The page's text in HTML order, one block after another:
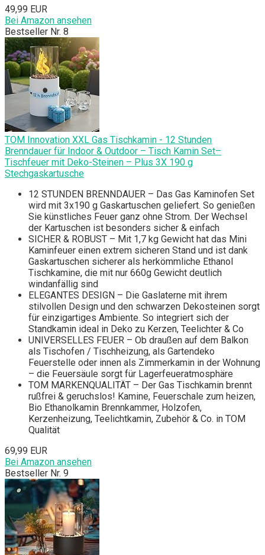
49,99 EUR
Bei Amazon ansehen
Bestseller Nr. 8
TOM Innovation XXL Gas Tischkamin - 12 Stunden
Brenndauer für Indoor & Outdoor – Tisch Kamin Set–
Tischfeuer mit Deko-Steinen – Plus 3X 190 g
Stechgaskartusche
12 STUNDEN BRENNDAUER – Das Gas Kaminofen Set
wird mit 3x190 g Gaskartuschen geliefert. So genießen
Sie künstliches Feuer ganz ohne Strom. Der Wechsel
der Kartuschen ist besonders sicher & einfach
SICHER & ROBUST – Mit 1,7 kg Gewicht hat das Mini
Kaminfeuer einen extrem sicheren Stand und ist dank
Gaskartuschen sicherer als herkömmliche Ethanol
Tischkamine, die mit nur 660g Gewicht deutlich
windanfällig sind
ELEGANTES DESIGN – Die Gaslaterne mit ihrem
stilvollen Design und den schwarzen Dekosteinen sorgt
für einzigartiges Ambiente. So integriert sich der
Standkamin ideal in Deko zu Kerzen, Teelichter & Co
UNIVERSELLES FEUER – Ob draußen auf dem Balkon
als Tischofen / Tischheizung, als Gartendeko
Feuerstelle oder innen als Zimmerkamin in der Wohnung
– die Feuersäule sorgt für Lagerfeueratmosphäre
TOM MARKENQUALITÄT – Der Gas Tischkamin brennt
rußfrei & geruchslos! Kamine, Feuerschale zum heizen,
Bio Ethanolkamin Brennkammer, Holzofen,
Kerzenheizung, Teelichtkamin, Zubehör & Co. in TOM
Qualität
69,99 EUR
Bei Amazon ansehen
Bestseller Nr. 9